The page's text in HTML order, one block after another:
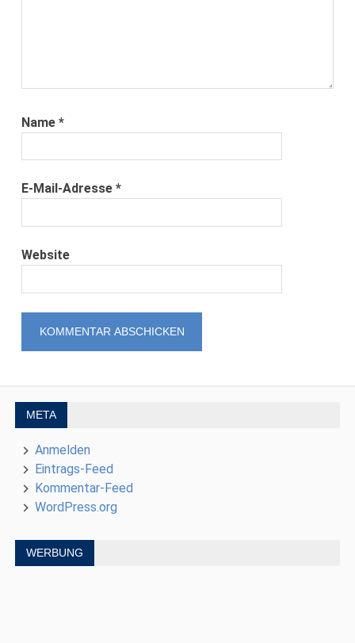
Name*
E-Mail-Adresse*
Website
META
Anmelden
Eintrags-Feed
Kommentar-Feed
WordPress.org
WERBUNG